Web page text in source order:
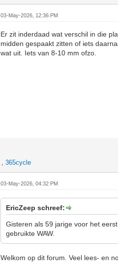
03-May-2026, 12:36 PM
Er zit inderdaad wat verschil in die
midden gespaakt zitten of iets
wat uit. Iets van 8-10 mm ofzo.
,365cycle
03-May-2026, 04:32 PM
EricZeep schreef:
Gisteren als 59 jarige voor het
gebruikte WAW.
Welkom op dit forum. Veel lees- en